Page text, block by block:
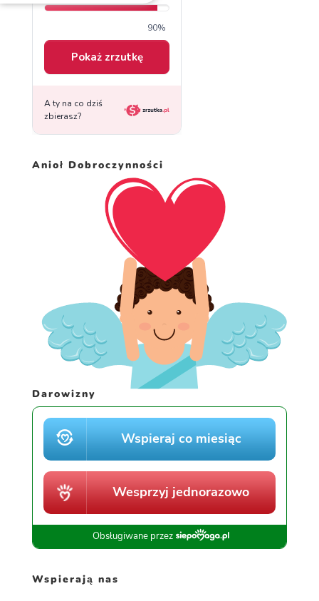
Anioł Dobroczynności
Darowizny
Wspierają nas